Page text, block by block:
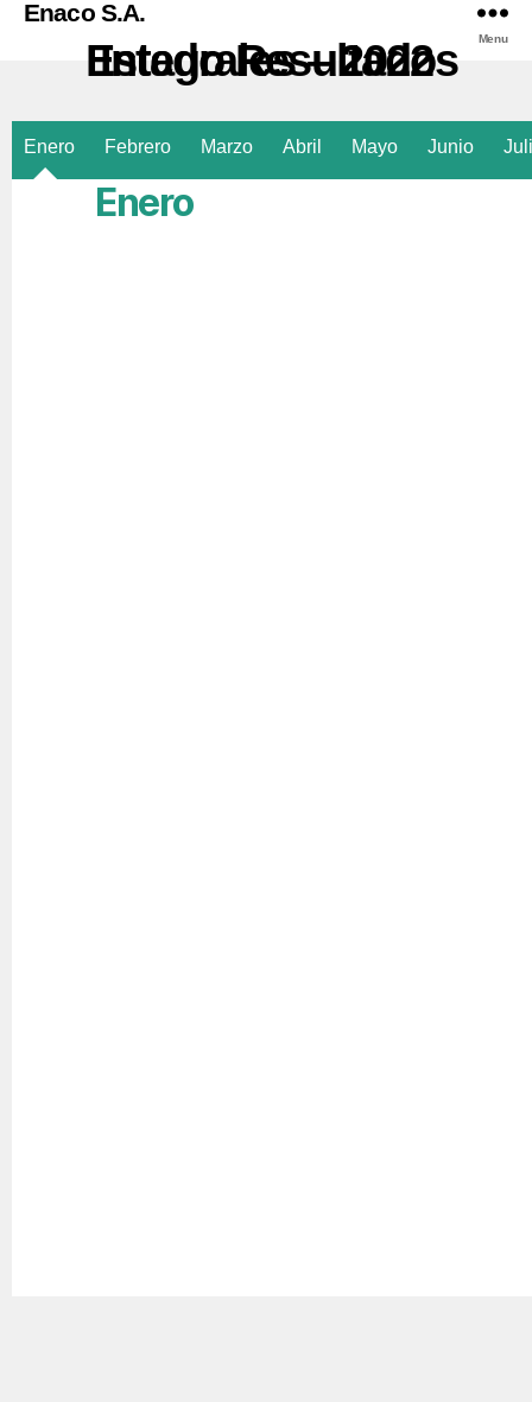
Enaco S.A.
Menu
Estado Resultados Integrales – 2022
Enero Febrero Marzo Abril Mayo Junio
Enero